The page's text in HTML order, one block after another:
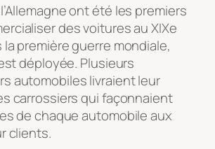
ont été les premiers
des voitures au XIXe
première guerre mondiale,
déployée. Plusieurs
automobiles livraient leur
carrossiers qui façonnaient
de chaque automobile aux
clients.